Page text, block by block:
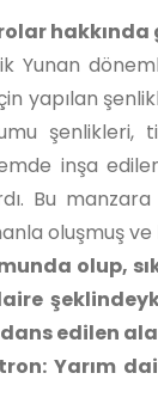
Yunan
yapılan
şenlikleri,
inşa
Bu
oluşmuş ve
olup,
edilen
Yarım